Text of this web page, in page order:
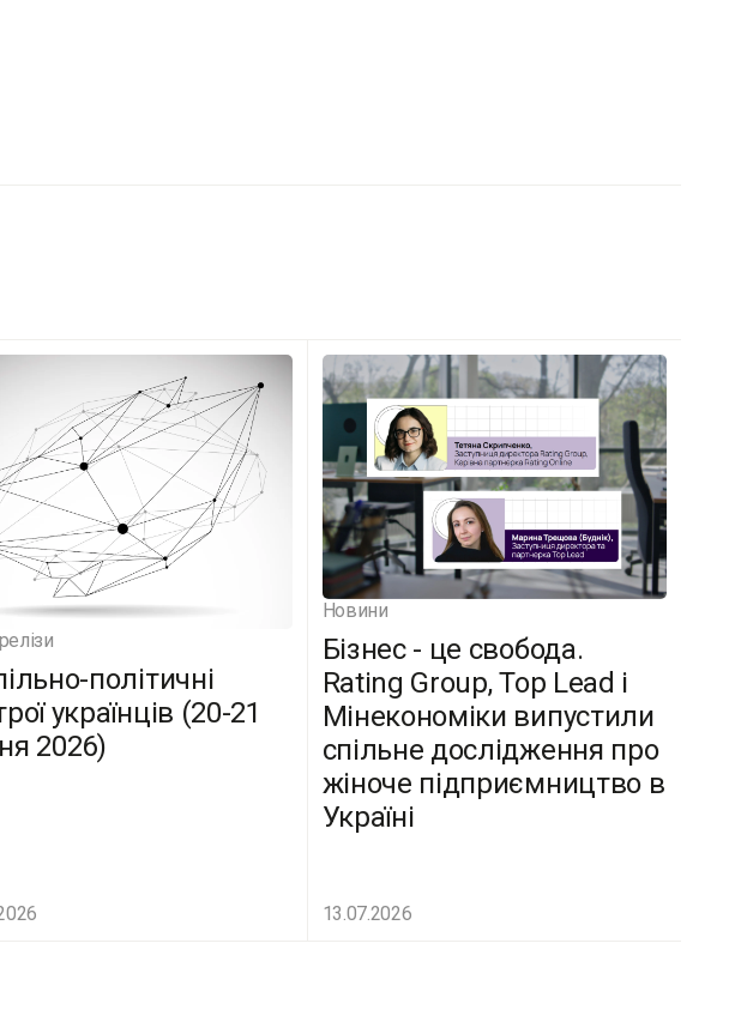
політичні
українців (20-21
2026)
Новини
Бізнес - це свобода.
Rating Group, Top Lead і
Мінекономіки випустили
спільне дослідження про
жіноче підприємництво в
Україні
13.07.2026